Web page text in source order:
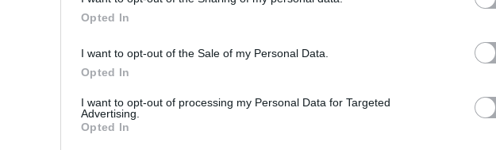
Opted In
I want to opt-out of the Sale of my Personal Data.
Opted In
I want to opt-out of processing my Personal Data for Targeted
Advertising.
Opted In